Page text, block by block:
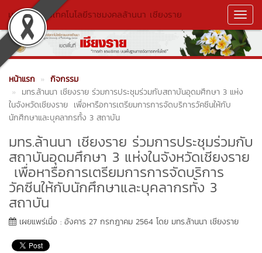
มหาวิทยาลัยเทคโนโลยีราชมงคลล้านนา เชียงราย
หน้าแรก
กิจกรรม
มทร.ล้านนา เชียงราย ร่วมการประชุมร่วมกับสถาบันอุดมศึกษา 3 แห่ง
ในจังหวัดเชียงราย เพื่อหารือการเตรียมการการจัดบริการวัคซีนให้กับ
นักศึกษาและบุคลากรทั้ง 3 สถาบัน
มทร.ล้านนา เชียงราย ร่วมการประชุมร่วมกับ
สถาบันอุดมศึกษา 3 แห่งในจังหวัดเชียงราย
เพื่อหารือการเตรียมการการจัดบริการ
วัคซีนให้กับนักศึกษาและบุคลากรทั้ง 3
สถาบัน
เผยแพร่เมื่อ : อังคาร 27 กรกฎาคม 2564 โดย มทร.ล้านนา เชียงราย